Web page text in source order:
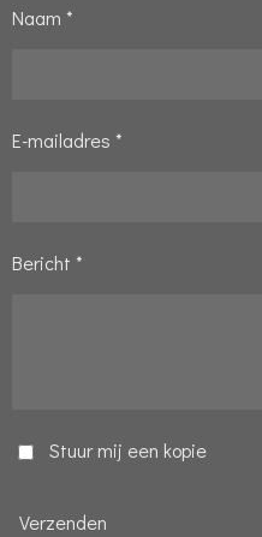
Naam *
E-mailadres *
Bericht *
Stuur mij een kopie
Verzenden